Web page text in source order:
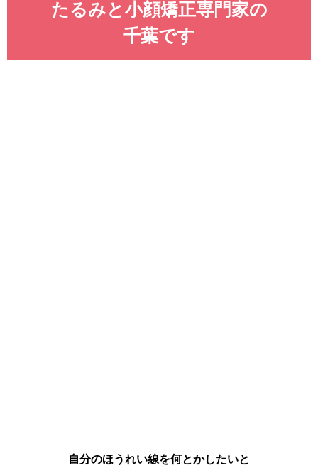
たるみと小顔矯正専門家の
千葉です
自分のほうれい線を何とかしたいと